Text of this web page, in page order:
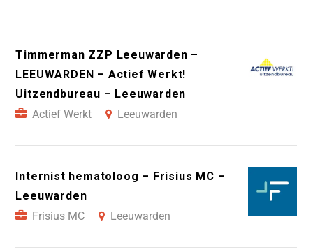
Timmerman ZZP Leeuwarden –
LEEUWARDEN – Actief Werkt!
Uitzendbureau – Leeuwarden
Actief Werkt
Leeuwarden
Internist hematoloog – Frisius MC –
Leeuwarden
Frisius MC
Leeuwarden